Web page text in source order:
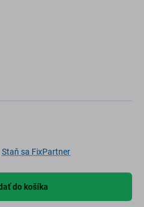
Staň sa FixPartner
do košíka